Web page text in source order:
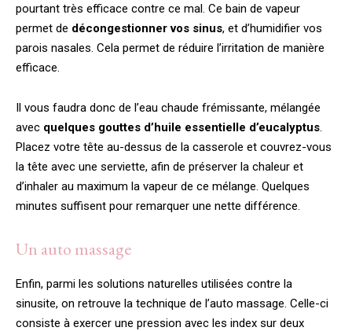
pourtant très efficace contre ce mal. Ce bain de vapeur
permet de décongestionner vos sinus, et d’humidifier vos
parois nasales. Cela permet de réduire l’irritation de manière
efficace.
Il vous faudra donc de l’eau chaude frémissante, mélangée
avec quelques gouttes d’huile essentielle d’eucalyptus.
Placez votre tête au-dessus de la casserole et couvrez-vous
la tête avec une serviette, afin de préserver la chaleur et
d’inhaler au maximum la vapeur de ce mélange. Quelques
minutes suffisent pour remarquer une nette différence.
Un auto massage
Enfin, parmi les solutions naturelles utilisées contre la
sinusite, on retrouve la technique de l’auto massage. Celle-ci
consiste à exercer une pression avec les index sur deux